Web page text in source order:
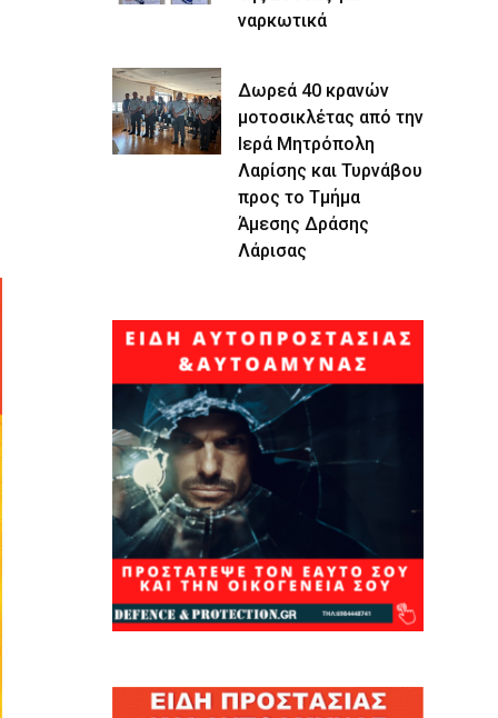
ναρκωτικά
Δωρεά 40 κρανών
μοτοσικλέτας από την
Ιερά Μητρόπολη
Λαρίσης και Τυρνάβου
προς το Τμήμα
Άμεσης Δράσης
Λάρισας